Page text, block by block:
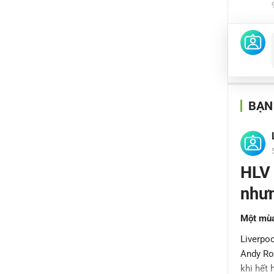
Một
Andy
khi hết